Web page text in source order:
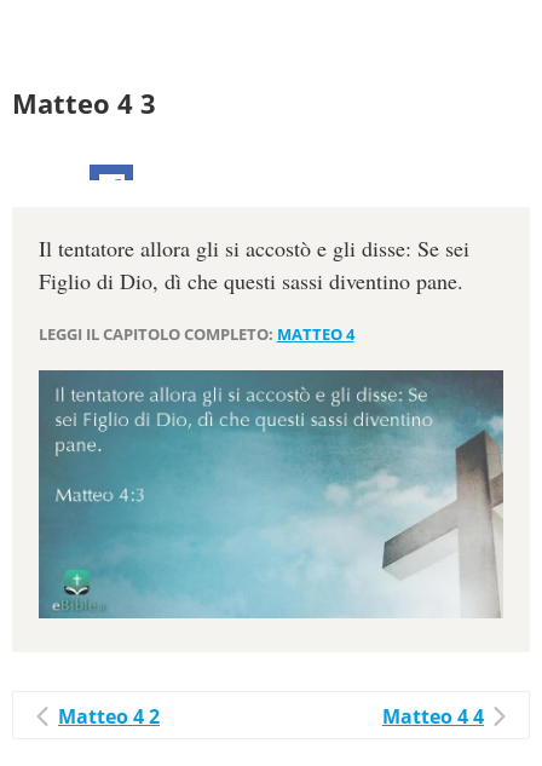
Matteo 4 3
Il tentatore allora gli si accostò e gli disse: Se sei
Figlio di Dio, dì che questi sassi diventino pane.
LEGGI IL CAPITOLO COMPLETO: MATTEO 4
Matteo 4 2 Matteo 4 4